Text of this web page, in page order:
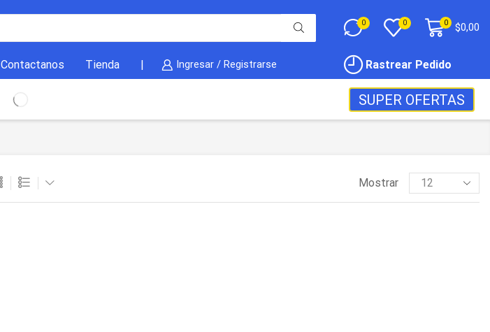
0 0 0 $0,00
Contactanos Tienda Ingresar / Registrarse Rastrear Pedido
SUPER OFERTAS
Mostrar